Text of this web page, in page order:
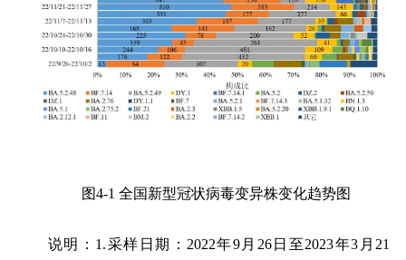
图4-1 全国新型冠状病毒变异株变化趋势图
说明： 1.采样日期： 2022年9月 26日至2023年3 月 21